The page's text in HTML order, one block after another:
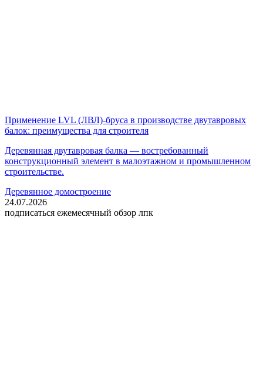
Применение LVL (ЛВЛ)-бруса в производстве двутавровых
балок: преимущества для строителя
Деревянная двутавровая балка — востребованный
конструкционный элемент в малоэтажном и промышленном
строительстве.
Деревянное домостроение
24.07.2026
подписаться ежемесячный обзор лпк